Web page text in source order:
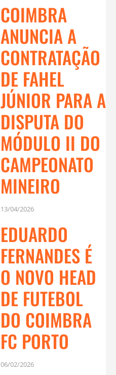
COIMBRA
ANUNCIA A
CONTRATAÇÃO
DE FAHEL
JÚNIOR PARA A
DISPUTA DO
MÓDULO II DO
CAMPEONATO
MINEIRO
13/04/2026
EDUARDO
FERNANDES É
O NOVO HEAD
DE FUTEBOL
DO COIMBRA
FC PORTO
06/02/2026